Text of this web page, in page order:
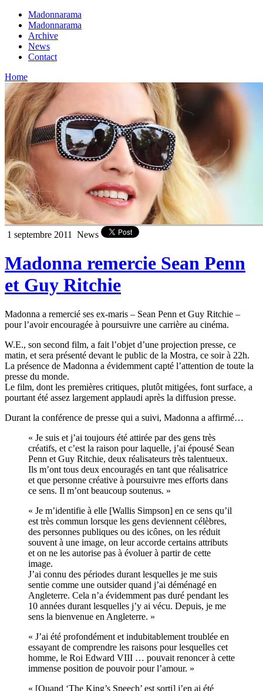
Madonnarama
Madonnarama
Archive
News
Contact
Home
1 septembre 2011 News
Madonna remercie Sean Penn
et Guy Ritchie
Madonna a remercié ses ex-maris – Sean Penn et Guy Ritchie –
pour l’avoir encouragée à poursuivre une carrière au cinéma.
W.E., son second film, a fait l’objet d’une projection presse, ce
matin, et sera présenté devant le public de la Mostra, ce soir à 22h.
La présence de Madonna a évidemment capté l’attention de toute la
presse du monde.
Le film, dont les premières critiques, plutôt mitigées, font surface, a
pourtant été assez largement applaudi après la diffusion presse.
Durant la conférence de presse qui a suivi, Madonna a affirmé…
« Je suis et j’ai toujours été attirée par des gens très
créatifs, et c’est la raison pour laquelle, j’ai épousé Sean
Penn et Guy Ritchie, deux réalisateurs très talentueux.
Ils m’ont tous deux encouragés en tant que réalisatrice
et que personne créative à poursuivre mes efforts dans
ce sens. Il m’ont beaucoup soutenus. »
« Je m’identifie à elle [Wallis Simpson] en ce sens qu’il
est très commun lorsque les gens deviennent célèbres,
des personnes publiques ou des icônes, on les réduit
souvent à une image, on leur accorde certains attributs
et on ne les autorise pas à évoluer à partir de cette
image.
J’ai connu des périodes durant lesquelles je me suis
sentie comme une outsider quand j’ai déménagé en
Angleterre. Cela n’a évidemment pas duré pendant les
10 années durant lesquelles j’y ai vécu. Depuis, je me
sens la bienvenue en Angleterre. »
« J’ai été profondément et indubitablement troublée en
essayant de comprendre les raisons pour lesquelles cet
homme, le Roi Edward VIII … pouvait renoncer à cette
immense position de pouvoir pour l’amour. »
« [Quand ‘The King’s Speech’ est sorti] j’en ai été